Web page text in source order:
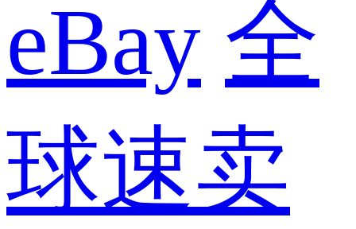
eBay 全
球速卖